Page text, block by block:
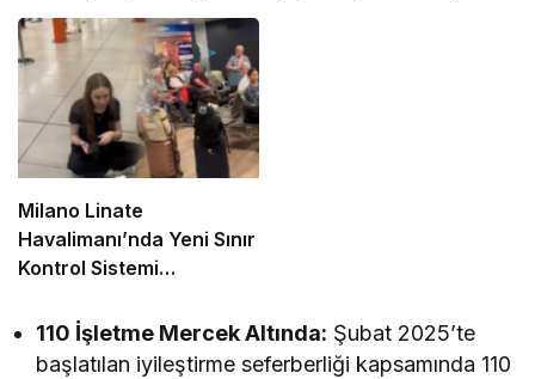
Ev Sahipliği Yapacak
Milano Linate
Havalimanı’nda Yeni Sınır
Kontrol Sistemi
110 İşletme Mercek Altında: Şubat 2025’te
başlatılan iyileştirme seferberliği kapsamında 110